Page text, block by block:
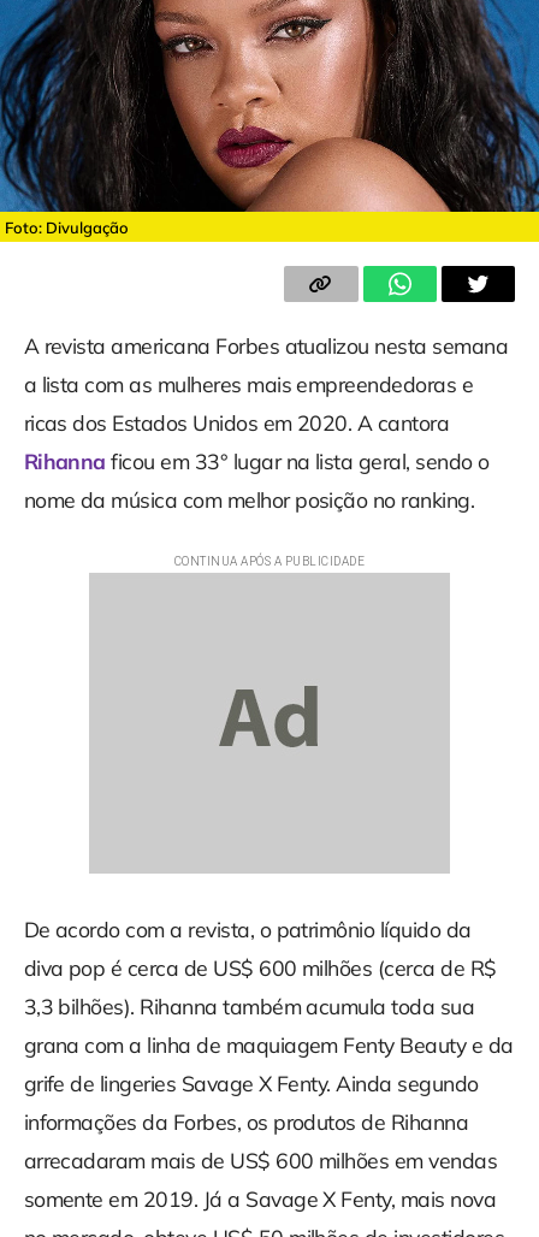
Foto: Divulgação
A revista americana Forbes atualizou nesta semana
a lista com as mulheres mais empreendedoras e
ricas dos Estados Unidos em 2020. A cantora
Rihanna ficou em 33° lugar na lista geral, sendo o
nome da música com melhor posição no ranking.
De acordo com a revista, o patrimônio líquido da
diva pop é cerca de US$ 600 milhões (cerca de R$
3,3 bilhões). Rihanna também acumula toda sua
grana com a linha de maquiagem Fenty Beauty e da
grife de lingeries Savage X Fenty. Ainda segundo
informações da Forbes, os produtos de Rihanna
arrecadaram mais de US$ 600 milhões em vendas
somente em 2019. Já a Savage X Fenty, mais nova